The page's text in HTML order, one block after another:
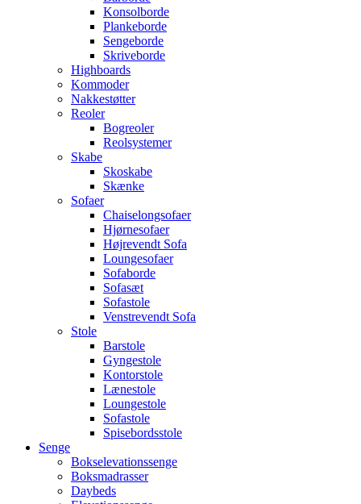
Konsolborde
Plankeborde
Sengeborde
Skriveborde
Highboards
Kommoder
Nakkestøtter
Reoler
Bogreoler
Reolsystemer
Skabe
Skoskabe
Skænke
Sofaer
Chaiselongsofaer
Hjørnesofaer
Højrevendt Sofa
Loungesofaer
Sofaborde
Sofasæt
Sofastole
Venstrevendt Sofa
Stole
Barstole
Gyngestole
Kontorstole
Lænestole
Loungestole
Sofastole
Spisebordsstole
Senge
Bokselevationssenge
Boksmadrasser
Daybeds